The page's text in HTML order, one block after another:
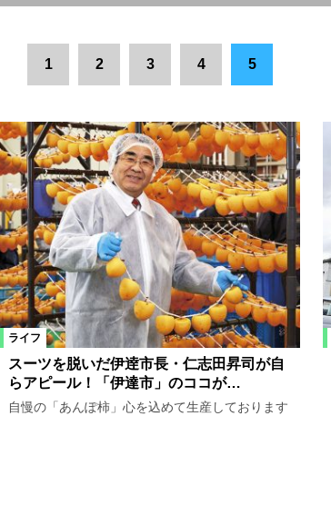
宮城県 新地町 三島町 西会津町 川俣町
楢葉町 広野町 国見町 白河市 県南エリア
矢祭町 小野町 白石市 山形県 米沢市
ョン ヘアサロン・ネイルサロン 買い物 雑貨
ール 特産品 レシピ
1 2 3 4 5
ライフ
スーツを脱いだ伊逹市長・仁志田昇司が自
らアピール！「伊達市」のココが…
自慢の「あんぽ柿」心を込めて生産しております